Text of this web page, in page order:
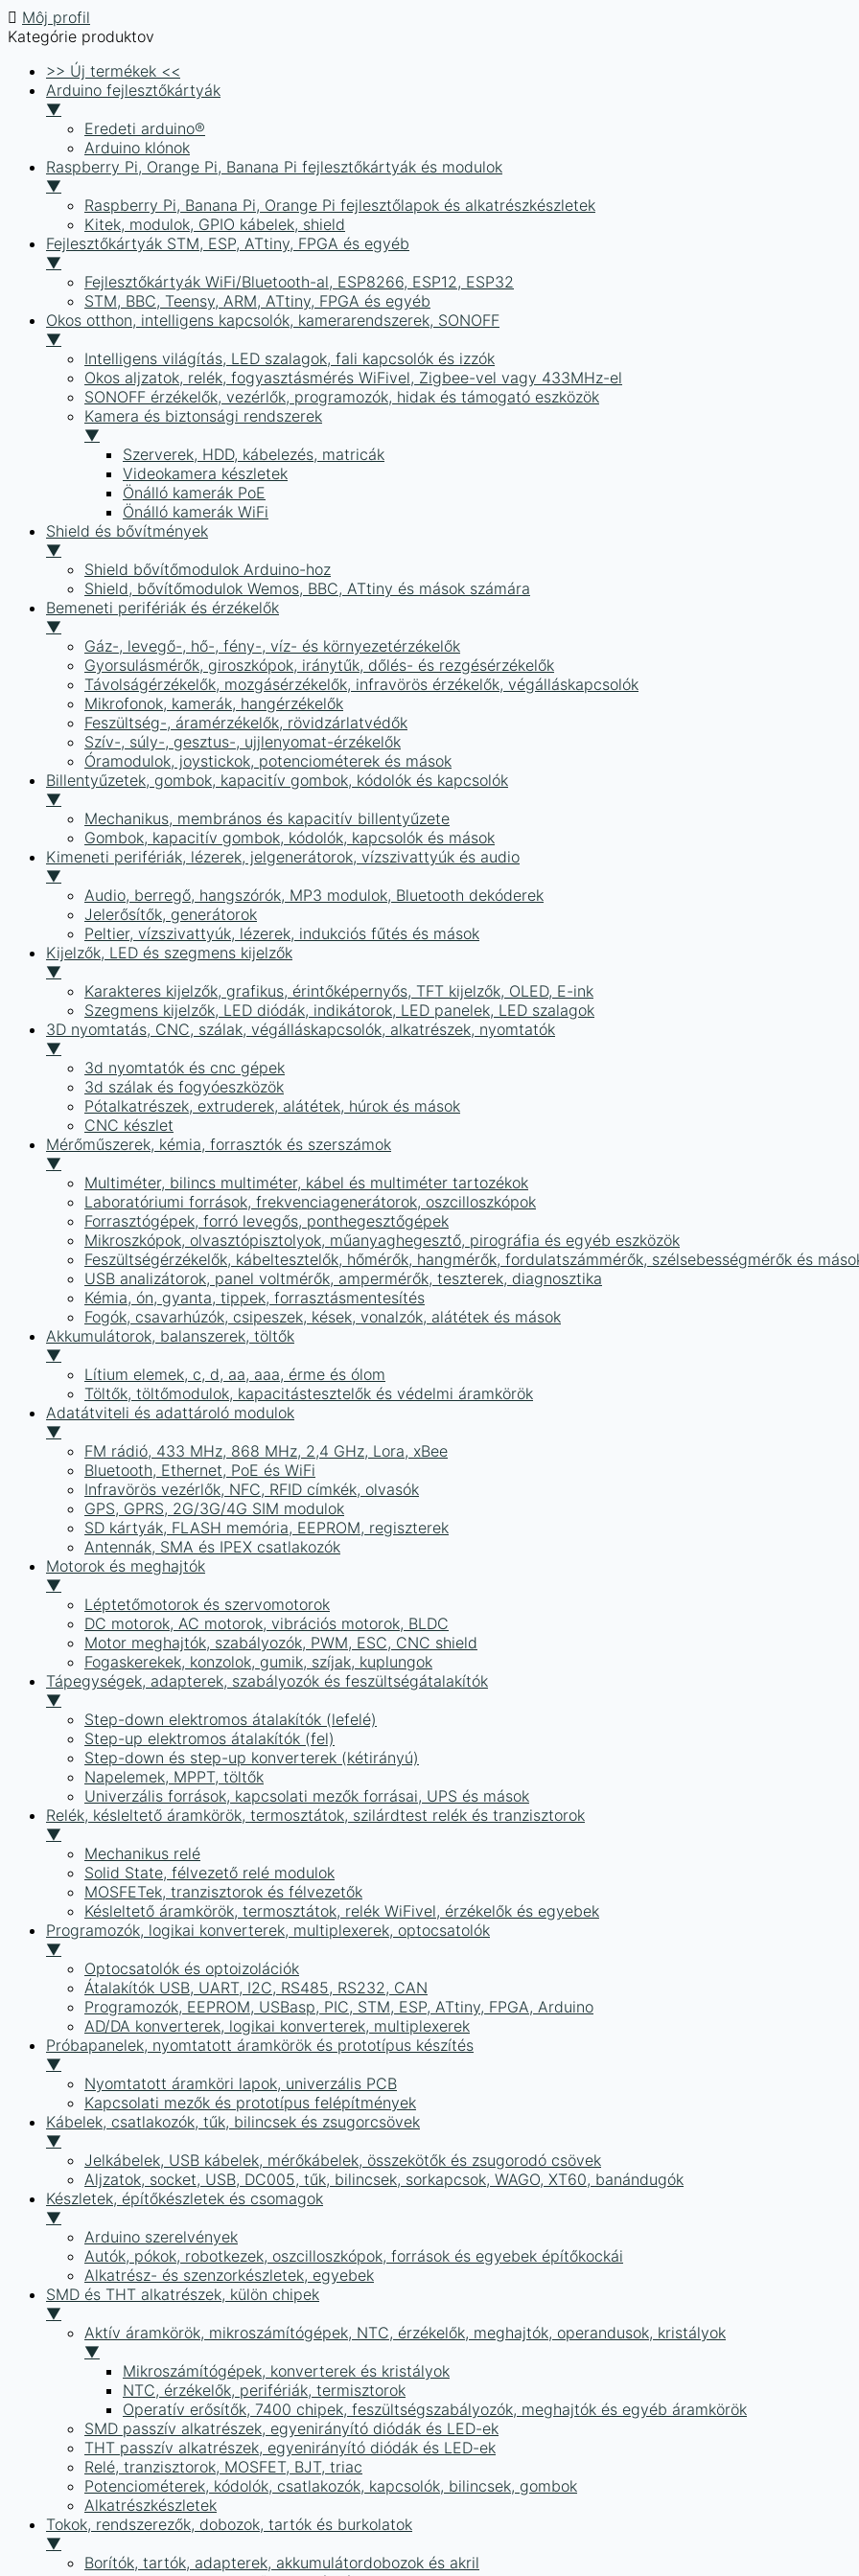
Môj profil
Kategórie produktov
>> Új termékek <<
Arduino fejlesztőkártyák
▼
Eredeti arduino®
Arduino klónok
Raspberry Pi, Orange Pi, Banana Pi fejlesztőkártyák és modulok
▼
Raspberry Pi, Banana Pi, Orange Pi fejlesztőlapok és alkatrészkészletek
Kitek, modulok, GPIO kábelek, shield
Fejlesztőkártyák STM, ESP, ATtiny, FPGA és egyéb
▼
Fejlesztőkártyák WiFi/Bluetooth-al, ESP8266, ESP12, ESP32
STM, BBC, Teensy, ARM, ATtiny, FPGA és egyéb
Okos otthon, intelligens kapcsolók, kamerarendszerek, SONOFF
▼
Intelligens világítás, LED szalagok, fali kapcsolók és izzók
Okos aljzatok, relék, fogyasztásmérés WiFivel, Zigbee-vel vagy 433MHz-el
SONOFF érzékelők, vezérlők, programozók, hidak és támogató eszközök
Kamera és biztonsági rendszerek
▼
Szerverek, HDD, kábelezés, matricák
Videokamera készletek
Önálló kamerák PoE
Önálló kamerák WiFi
Shield és bővítmények
▼
Shield bővítőmodulok Arduino-hoz
Shield, bővítőmodulok Wemos, BBC, ATtiny és mások számára
Bemeneti perifériák és érzékelők
▼
Gáz-, levegő-, hő-, fény-, víz- és környezetérzékelők
Gyorsulásmérők, giroszkópok, iránytűk, dőlés- és rezgésérzékelők
Távolságérzékelők, mozgásérzékelők, infravörös érzékelők, végálláskapcsolók
Mikrofonok, kamerák, hangérzékelők
Feszültség-, áramérzékelők, rövidzárlatvédők
Szív-, súly-, gesztus-, ujjlenyomat-érzékelők
Óramodulok, joystickok, potenciométerek és mások
Billentyűzetek, gombok, kapacitív gombok, kódolók és kapcsolók
▼
Mechanikus, membrános és kapacitív billentyűzete
Gombok, kapacitív gombok, kódolók, kapcsolók és mások
Kimeneti perifériák, lézerek, jelgenerátorok, vízszivattyúk és audio
▼
Audio, berregő, hangszórók, MP3 modulok, Bluetooth dekóderek
Jelerősítők, generátorok
Peltier, vízszivattyúk, lézerek, indukciós fűtés és mások
Kijelzők, LED és szegmens kijelzők
▼
Karakteres kijelzők, grafikus, érintőképernyős, TFT kijelzők, OLED, E-ink
Szegmens kijelzők, LED diódák, indikátorok, LED panelek, LED szalagok
3D nyomtatás, CNC, szálak, végálláskapcsolók, alkatrészek, nyomtatók
▼
3d nyomtatók és cnc gépek
3d szálak és fogyóeszközök
Pótalkatrészek, extruderek, alátétek, húrok és mások
CNC készlet
Mérőműszerek, kémia, forrasztók és szerszámok
▼
Multiméter, bilincs multiméter, kábel és multiméter tartozékok
Laboratóriumi források, frekvenciagenerátorok, oszcilloszkópok
Forrasztógépek, forró levegős, ponthegesztőgépek
Mikroszkópok, olvasztópisztolyok, műanyaghegesztő, pirográfia és egyéb eszközök
Feszültségérzékelők, kábeltesztelők, hőmérők, hangmérők, fordulatszámmérők, szélsebességmérők és
USB analizátorok, panel voltmérők, ampermérők, teszterek, diagnosztika
Kémia, ón, gyanta, tippek, forrasztásmentesítés
Fogók, csavarhúzók, csipeszek, kések, vonalzók, alátétek és mások
Akkumulátorok, balanszerek, töltők
▼
Lítium elemek, c, d, aa, aaa, érme és ólom
Töltők, töltőmodulok, kapacitástesztelők és védelmi áramkörök
Adatátviteli és adattároló modulok
▼
FM rádió, 433 MHz, 868 MHz, 2,4 GHz, Lora, xBee
Bluetooth, Ethernet, PoE és WiFi
Infravörös vezérlők, NFC, RFID címkék, olvasók
GPS, GPRS, 2G/3G/4G SIM modulok
SD kártyák, FLASH memória, EEPROM, regiszterek
Antennák, SMA és IPEX csatlakozók
Motorok és meghajtók
▼
Léptetőmotorok és szervomotorok
DC motorok, AC motorok, vibrációs motorok, BLDC
Motor meghajtók, szabályozók, PWM, ESC, CNC shield
Fogaskerekek, konzolok, gumik, szíjak, kuplungok
Tápegységek, adapterek, szabályozók és feszültségátalakítók
▼
Step-down elektromos átalakítók (lefelé)
Step-up elektromos átalakítók (fel)
Step-down és step-up konverterek (kétirányú)
Napelemek, MPPT, töltők
Univerzális források, kapcsolati mezők forrásai, UPS és mások
Relék, késleltető áramkörök, termosztátok, szilárdtest relék és tranzisztorok
▼
Mechanikus relé
Solid State, félvezető relé modulok
MOSFETek, tranzisztorok és félvezetők
Késleltető áramkörök, termosztátok, relék WiFivel, érzékelők és egyebek
Programozók, logikai konverterek, multiplexerek, optocsatolók
▼
Optocsatolók és optoizolációk
Átalakítók USB, UART, I2C, RS485, RS232, CAN
Programozók, EEPROM, USBasp, PIC, STM, ESP, ATtiny, FPGA, Arduino
AD/DA konverterek, logikai konverterek, multiplexerek
Próbapanelek, nyomtatott áramkörök és prototípus készítés
▼
Nyomtatott áramköri lapok, univerzális PCB
Kapcsolati mezők és prototípus felépítmények
Kábelek, csatlakozók, tűk, bilincsek és zsugorcsövek
▼
Jelkábelek, USB kábelek, mérőkábelek, összekötők és zsugorodó csövek
Aljzatok, socket, USB, DC005, tűk, bilincsek, sorkapcsok, WAGO, XT60, banándugók
Készletek, építőkészletek és csomagok
▼
Arduino szerelvények
Autók, pókok, robotkezek, oszcilloszkópok, források és egyebek építőkockái
Alkatrész- és szenzorkészletek, egyebek
SMD és THT alkatrészek, külön chipek
▼
Aktív áramkörök, mikroszámítógépek, NTC, érzékelők, meghajtók, operandusok, kristályok
▼
Mikroszámítógépek, konverterek és kristályok
NTC, érzékelők, perifériák, termisztorok
Operatív erősítők, 7400 chipek, feszültségszabályozók, meghajtók és egyéb áramkörök
SMD passzív alkatrészek, egyenirányító diódák és LED-ek
THT passzív alkatrészek, egyenirányító diódák és LED-ek
Relé, tranzisztorok, MOSFET, BJT, triac
Potenciométerek, kódolók, csatlakozók, kapcsolók, bilincsek, gombok
Alkatrészkészletek
Tokok, rendszerezők, dobozok, tartók és burkolatok
▼
Borítók, tartók, adapterek, akkumulátordobozok és akril